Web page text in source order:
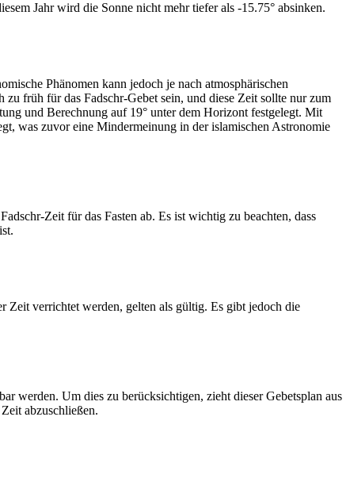
Jahr wird die Sonne nicht mehr tiefer als -15.75° absinken.
Phänomen kann jedoch je nach atmosphärischen
früh für das Fadschr-Gebet sein, und diese Zeit sollte nur zum
und Berechnung auf 19° unter dem Horizont festgelegt. Mit
was zuvor eine Mindermeinung in der islamischen Astronomie
Zeit für das Fasten ab. Es ist wichtig zu beachten, dass
Zeit verrichtet werden, gelten als gültig. Es gibt jedoch die
werden. Um dies zu berücksichtigen, zieht dieser Gebetsplan aus
abzuschließen.